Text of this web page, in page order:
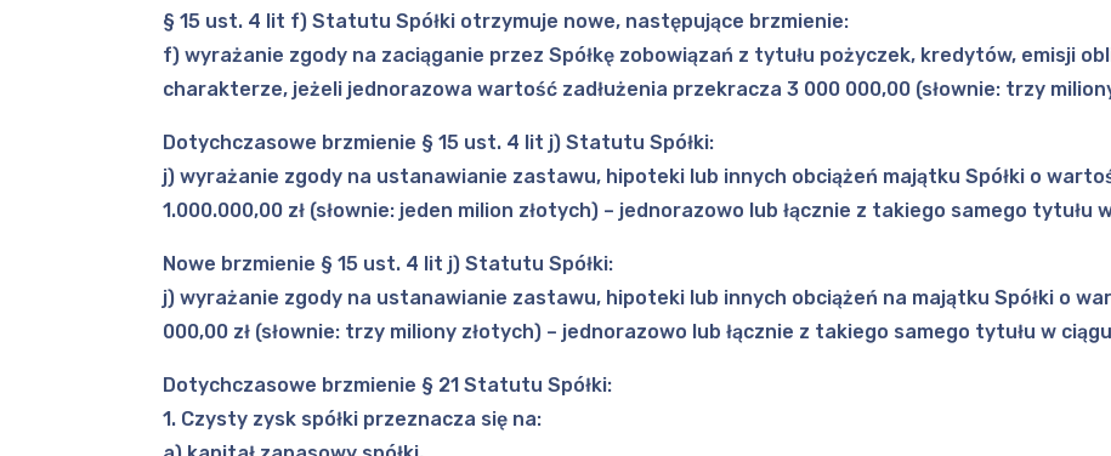
§ 15 ust. 4 lit f) Statutu Spółki otrzymuje nowe, następujące brzmienie:
f) wyrażanie zgody na zaciąganie przez Spółkę zobowiązań z tytułu pożyczek, kredytów, emisji
charakterze, jeżeli jednorazowa wartość zadłużenia przekracza 3 000 000,00 (słownie: trzy
Dotychczasowe brzmienie § 15 ust. 4 lit j) Statutu Spółki:
j) wyrażanie zgody na ustanawianie zastawu, hipoteki lub innych obciążeń majątku Spółki o
1.000.000,00 zł (słownie: jeden milion złotych) – jednorazowo lub łącznie z takiego samego tytułu
Nowe brzmienie § 15 ust. 4 lit j) Statutu Spółki:
j) wyrażanie zgody na ustanawianie zastawu, hipoteki lub innych obciążeń na majątku Spółki o
000,00 zł (słownie: trzy miliony złotych) – jednorazowo lub łącznie z takiego samego tytułu w
Dotychczasowe brzmienie § 21 Statutu Spółki:
1. Czysty zysk spółki przeznacza się na: